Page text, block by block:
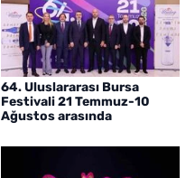
64. Uluslararası Bursa
Festivali 21 Temmuz-10
Ağustos arasında